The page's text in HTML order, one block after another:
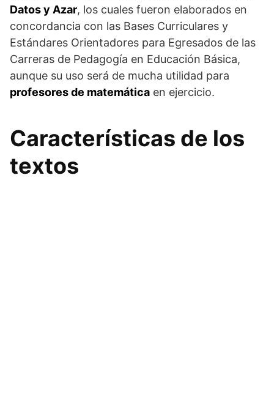
Datos y Azar, los cuales fueron elaborados en
concordancia con las Bases Curriculares y
Estándares Orientadores para Egresados de las
Carreras de Pedagogía en Educación Básica,
aunque su uso será de mucha utilidad para
profesores de matemática en ejercicio.
Características de los
textos